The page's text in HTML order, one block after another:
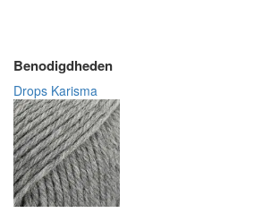
Benodigdheden
Drops Karisma